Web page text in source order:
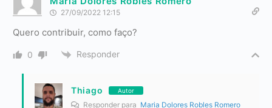
27/09/2022 12:15
Quero contribuir, como faço?
0 Responder
Thiago Autor
Responder para Maria Dolores Robles Romero